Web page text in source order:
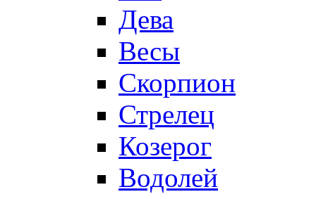
Дева
Весы
Скорпион
Стрелец
Козерог
Водолей